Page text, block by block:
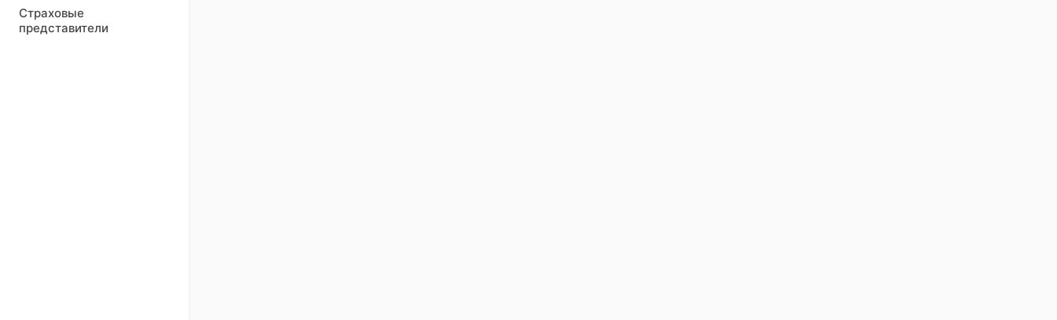
Страховые
представители